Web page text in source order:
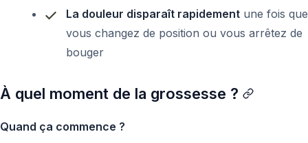
La douleur disparaît rapidement une fois que
vous changez de position ou vous arrêtez de
bouger
À quel moment de la grossesse ?
Quand ça commence ?